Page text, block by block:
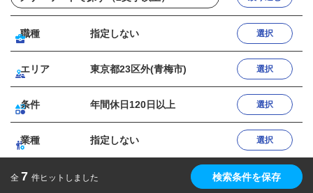
職種 指定しない 選択
エリア 東京都23区外(青梅市) 選択
条件 年間休日120日以上 選択
業種 指定しない 選択
全 7 件ヒットしました 検索条件を保存